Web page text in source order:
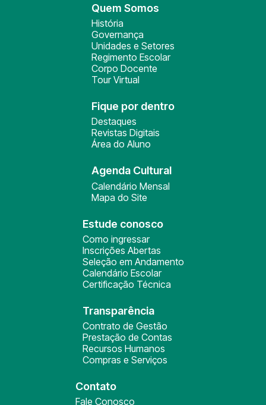
Quem Somos
História
Governança
Unidades e Setores
Regimento Escolar
Corpo Docente
Tour Virtual
Fique por dentro
Destaques
Revistas Digitais
Área do Aluno
Agenda Cultural
Calendário Mensal
Mapa do Site
Estude conosco
Como ingressar
Inscrições Abertas
Seleção em Andamento
Calendário Escolar
Certificação Técnica
Transparência
Contrato de Gestão
Prestação de Contas
Recursos Humanos
Compras e Serviços
Contato
Fale Conosco